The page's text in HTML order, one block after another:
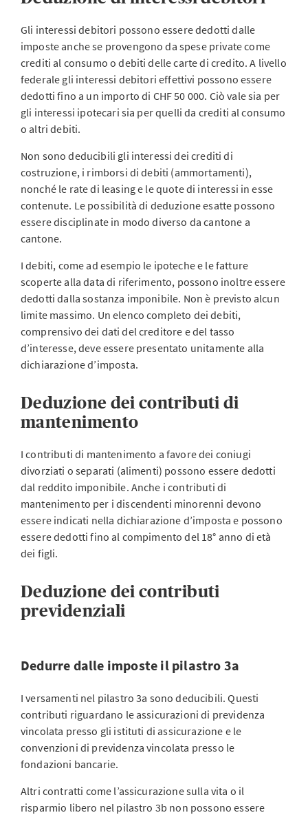
Gli interessi debitori possono essere dedotti dalle
imposte anche se provengono da spese private come
crediti al consumo o debiti delle carte di credito. A livello
federale gli interessi debitori effettivi possono essere
dedotti fino a un importo di CHF 50 000. Ciò vale sia per
gli interessi ipotecari sia per quelli da crediti al consumo
o altri debiti.
Non sono deducibili gli interessi dei crediti di
costruzione, i rimborsi di debiti (ammortamenti),
nonché le rate di leasing e le quote di interessi in esse
contenute. Le possibilità di deduzione esatte possono
essere disciplinate in modo diverso da cantone a
cantone.
I debiti, come ad esempio le ipoteche e le fatture
scoperte alla data di riferimento, possono inoltre essere
dedotti dalla sostanza imponibile. Non è previsto alcun
limite massimo. Un elenco completo dei debiti,
comprensivo dei dati del creditore e del tasso
d’interesse, deve essere presentato unitamente alla
dichiarazione d’imposta.
Deduzione dei contributi di
mantenimento
I contributi di mantenimento a favore dei coniugi
divorziati o separati (alimenti) possono essere dedotti
dal reddito imponibile. Anche i contributi di
mantenimento per i discendenti minorenni devono
essere indicati nella dichiarazione d’imposta e possono
essere dedotti fino al compimento del 18° anno di età
dei figli.
Deduzione dei contributi
previdenziali
Dedurre dalle imposte il pilastro 3a
I versamenti nel pilastro 3a sono deducibili. Questi
contributi riguardano le assicurazioni di previdenza
vincolata presso gli istituti di assicurazione e le
convenzioni di previdenza vincolata presso le
fondazioni bancarie.
Altri contratti come l’assicurazione sulla vita o il
risparmio libero nel pilastro 3b non possono essere